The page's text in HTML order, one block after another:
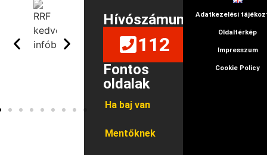
Hívószámunk
112
Fontos
oldalak
Ha baj van
Mentőknek
Adatkezelési
Oldaltérkép
Impresszum
Cookie Policy